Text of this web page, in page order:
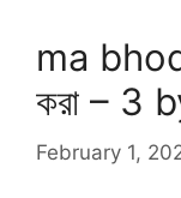
ma
করা – 3
February 1,